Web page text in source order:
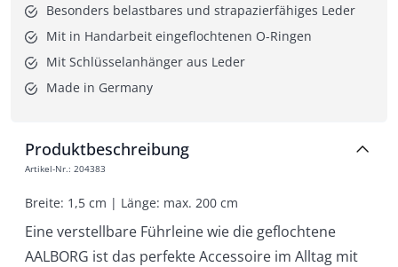
Besonders belastbares und strapazierfähiges Leder
Mit in Handarbeit eingeflochtenen O-Ringen
Mit Schlüsselanhänger aus Leder
Made in Germany
Produktbeschreibung
Artikel-Nr.: 204383
Breite: 1,5 cm | Länge: max. 200 cm
Eine verstellbare Führleine wie die geflochtene
AALBORG ist das perfekte Accessoire im Alltag mit